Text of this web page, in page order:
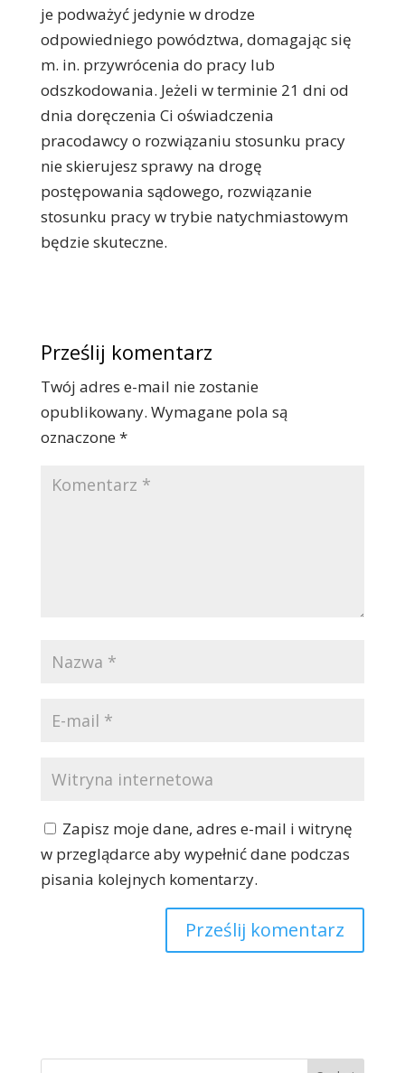
je podważyć jedynie w drodze
odpowiedniego powództwa, domagając się
m. in. przywrócenia do pracy lub
odszkodowania. Jeżeli w terminie 21 dni od
dnia doręczenia Ci oświadczenia
pracodawcy o rozwiązaniu stosunku pracy
nie skierujesz sprawy na drogę
postępowania sądowego, rozwiązanie
stosunku pracy w trybie natychmiastowym
będzie skuteczne.
Prześlij komentarz
Twój adres e-mail nie zostanie
opublikowany. Wymagane pola są
oznaczone *
Zapisz moje dane, adres e-mail i witrynę
w przeglądarce aby wypełnić dane podczas
pisania kolejnych komentarzy.